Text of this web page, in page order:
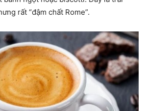
rất “đậm chất Rome”.